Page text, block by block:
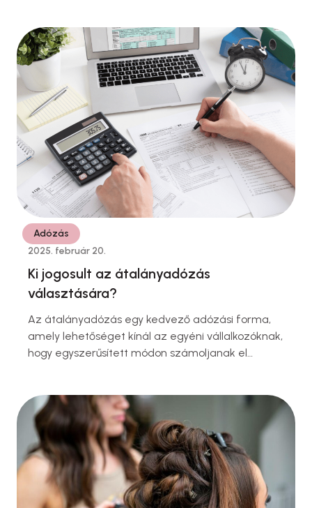
A válasz az orvos döntésétől függ, nem
automatikus szabálytól. Mi alapján állapítható
meg a táppénz? Táppénz biztosítási
jogviszonyban fennálló keresőképtelenség esetén
állapítható meg. A keresőképtelenséget az arra
jogosult orvos, általában …
Adózás
2025. február 20.
Ki jogosult az átalányadózás
választására?
Az átalányadózás egy kedvező adózási forma,
amely lehetőséget kínál az egyéni vállalkozóknak,
hogy egyszerűsített módon számoljanak el
részletes könyvelés vezetését, így időt és
erőforrást takarít meg a vállalkozók számára.